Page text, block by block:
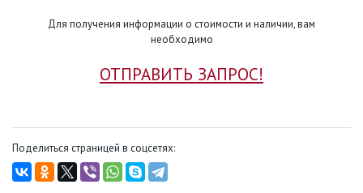
Для получения информации о стоимости и наличии, вам
необходимо
ОТПРАВИТЬ ЗАПРОС!
Поделиться страницей в соцсетях: